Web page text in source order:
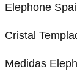
Elephone
Cristal
Medidas